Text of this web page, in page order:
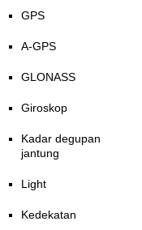
GPS
A-GPS
GLONASS
Giroskop
Kadar degupan
jantung
Light
Kedekatan